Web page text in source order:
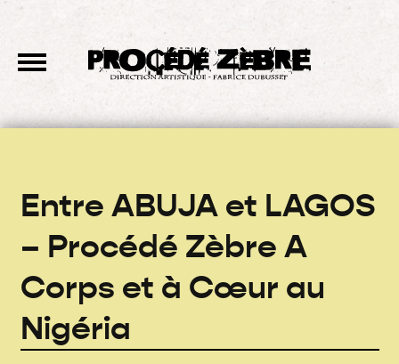
Entre ABUJA et LAGOS
– Procédé Zèbre A
Corps et à Cœur au
Nigéria